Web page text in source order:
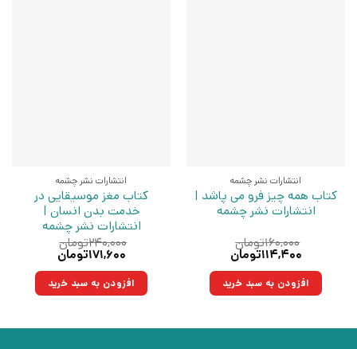
انتشارات نشر چشمه
کتاب همه چیز فرو می پاشد |
انتشارات نشر چشمه
۱۶۰,۰۰۰تومان
قیمت
۱۶۰,۰۰۰تومان
بود.
۱۱۴,۴۰۰تومان
۱۱۴,۴۰۰تومان.افزودن به سبد خرید
انتشارات نشر چشمه
کتاب مغز موسیقایی در
خدمت بدن انسان |
انتشارات نشر چشمه
۲۴۰,۰۰۰تومان
قیمت
۲۴۰,۰۰۰تومان
بود.
۱۷۱,۶۰۰تومان
۱۷۱,۶۰۰تومان.افزودن به سبد خرید